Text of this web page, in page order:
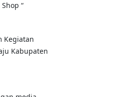
“
Kegiatan
Kabupaten